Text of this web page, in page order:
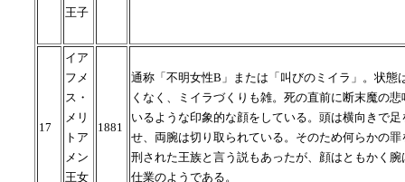
王子
17
イア
フメ
ス・
メリ
トア
メン
王女
1881
通称「不明女性B」または「叫びのミイラ」。状態
くなく、ミイラづくりも雑。死の直前に断末魔の悲
いるような印象的な顔をしている。頭は横向きで足
せ、両腕は切り取られている。そのため何らかの罪
刑された王族と言う説もあったが、顔はともかく腕
仕業のようである。